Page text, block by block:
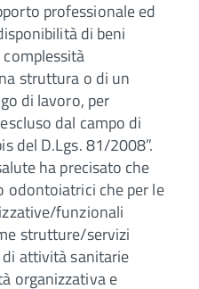
professionale ed
di beni
struttura o di un
di lavoro, per
dal campo di
del D.Lgs. 81/2008”.
ha precisato che
odontoiatrici che per le
funzionali
strutture/servizi
attività sanitarie
organizzativa e